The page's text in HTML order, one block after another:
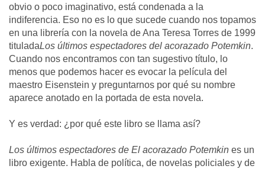
obvio o poco imaginativo, está condenada a la
indiferencia. Eso no es lo que sucede cuando nos topamos
en una librería con la novela de Ana Teresa Torres de 1999
tituladaLos últimos espectadores del acorazado Potemkin.
Cuando nos encontramos con tan sugestivo título, lo
menos que podemos hacer es evocar la película del
maestro Eisenstein y preguntarnos por qué su nombre
aparece anotado en la portada de esta novela.
Y es verdad: ¿por qué este libro se llama así?
Los últimos espectadores de El acorazado Potemkin es un
libro exigente. Habla de política, de novelas policiales y de